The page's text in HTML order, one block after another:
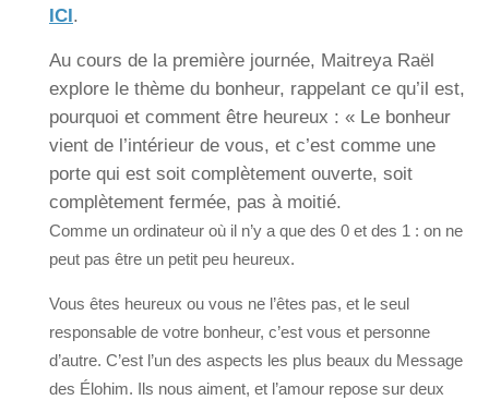
ICI .
Au cours de la première journée, Maitreya Raël
explore le thème du bonheur, rappelant ce qu’il est,
pourquoi et comment être heureux : « Le bonheur
vient de l’intérieur de vous, et c’est comme une
porte qui est soit complètement ouverte, soit
complètement fermée, pas à moitié.
Comme un ordinateur où il n’y a que des 0 et des 1 : on ne
peut pas être un petit peu heureux.
Vous êtes heureux ou vous ne l’êtes pas, et le seul
responsable de votre bonheur, c’est vous et personne
d’autre. C’est l’un des aspects les plus beaux du Message
des Élohim. Ils nous aiment, et l’amour repose sur deux